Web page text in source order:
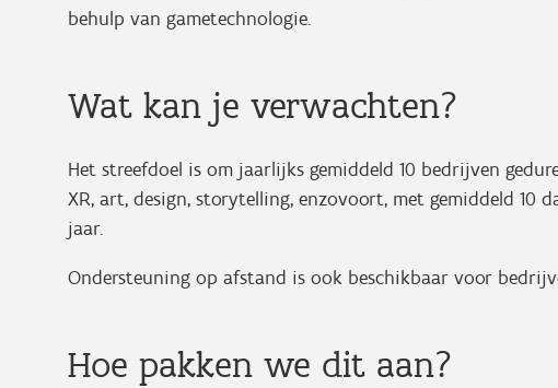
behulp van gametechnologie.
Wat kan je verwachten?
Het streefdoel is om jaarlijks gemiddeld 10 bedrijven
XR, art, design, storytelling, enzovoort, met gemiddeld 10
jaar.
Ondersteuning op afstand is ook beschikbaar voor
Hoe pakken we dit aan?